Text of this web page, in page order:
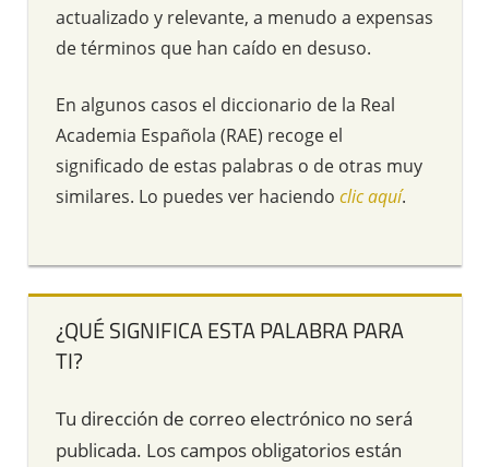
actualizado y relevante, a menudo a expensas
de términos que han caído en desuso.
En algunos casos el diccionario de la Real
Academia Española (RAE) recoge el
significado de estas palabras o de otras muy
similares. Lo puedes ver haciendo clic aquí.
¿QUÉ SIGNIFICA ESTA PALABRA PARA
TI?
Tu dirección de correo electrónico no será
publicada. Los campos obligatorios están